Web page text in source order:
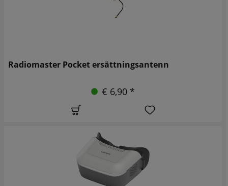
Radiomaster Pocket ersättningsantenn
€ 6,90 *